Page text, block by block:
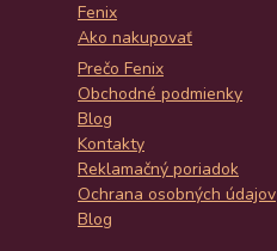
Fenix
Ako nakupovať
Prečo Fenix
Obchodné podmienky
Blog
Kontakty
Reklamačný poriadok
Ochrana osobných údajov
Blog